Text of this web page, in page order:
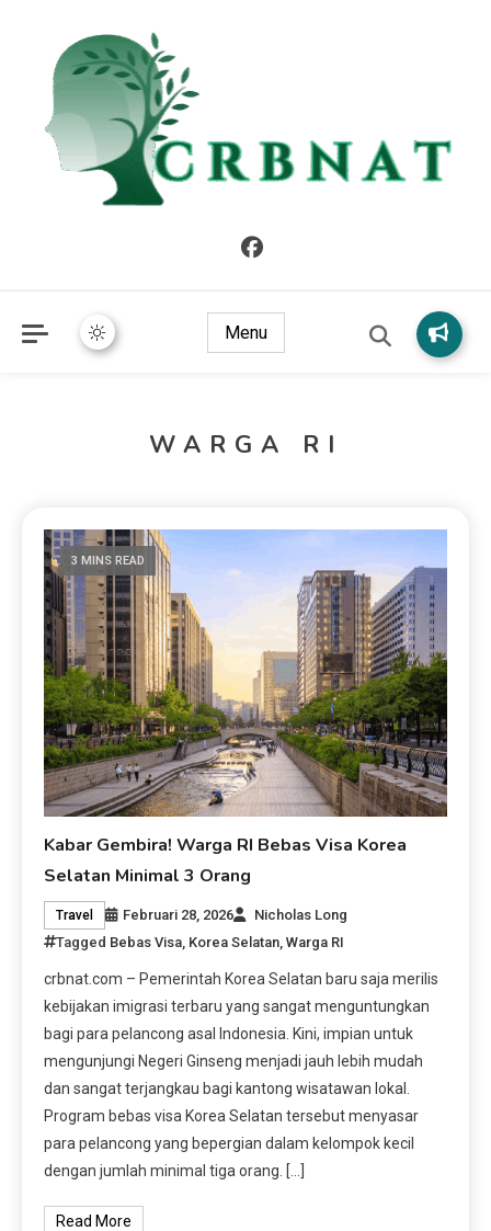
Menu
WARGA RI
3 MINS READ
Kabar Gembira! Warga RI Bebas Visa Korea
Selatan Minimal 3 Orang
Travel Februari 28, 2026
Nicholas Long
Tagged Bebas Visa Korea Selatan ,Warga RI
crbnat.com – Pemerintah Korea Selatan baru saja merilis
kebijakan imigrasi terbaru yang sangat menguntungkan
bagi para pelancong asal Indonesia. Kini, impian untuk
mengunjungi Negeri Ginseng menjadi jauh lebih mudah
dan sangat terjangkau bagi kantong wisatawan lokal.
Program bebas visa Korea Selatan tersebut menyasar
para pelancong yang bepergian dalam kelompok kecil
dengan jumlah minimal tiga orang. […]
Read More